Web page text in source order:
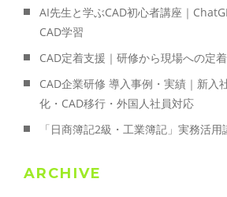
AI先生と学ぶCAD初心者講座｜
CAD学習
CAD定着支援｜研修から現場への定
CAD企業研修 導入事例・実績｜新入
化・CAD移行・外国人社員対応
「日商簿記2級・工業簿記」実務活用
ARCHIVE